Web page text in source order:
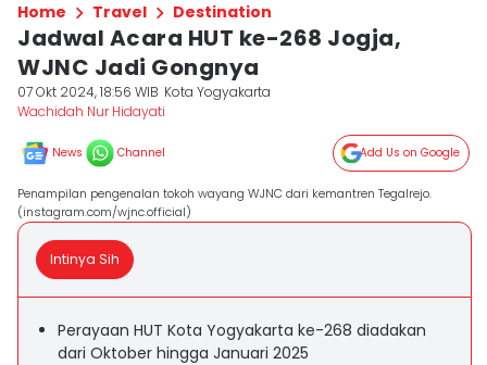
Home Travel Destination
Jadwal Acara HUT ke-268 Jogja,
WJNC Jadi Gongnya
07 Okt 2024, 18:56 WIB Kota Yogyakarta
Wachidah Nur Hidayati
News Channel Add Us on Google
Penampilan pengenalan tokoh wayang WJNC dari kemantren Tegalrejo.
(instagram.com/wjnc.official)
Intinya Sih
Perayaan HUT Kota Yogyakarta ke-268 diadakan
dari Oktober hingga Januari 2025